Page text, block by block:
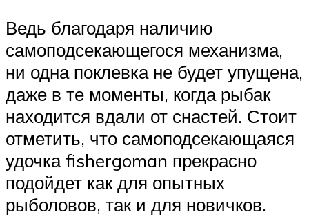
Ведь благодаря наличию
самоподсекающегося механизма,
ни одна поклевка не будет упущена,
даже в те моменты, когда рыбак
находится вдали от снастей. Стоит
отметить, что самоподсекающаяся
удочка fishergoman прекрасно
подойдет как для опытных
рыболовов, так и для новичков.